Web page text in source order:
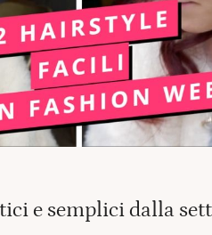
e semplici dalla